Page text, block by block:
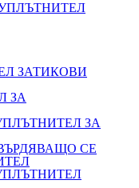
ЗАТИКОВИ
ЗА
ЗА
СЕ